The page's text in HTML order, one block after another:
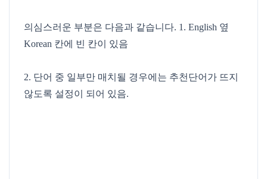
의심스러운 부분은 다음과 같습니다. 1. English 옆
Korean 칸에 빈 칸이 있음
2. 단어 중 일부만 매치될 경우에는 추천단어가 뜨지
않도록 설정이 되어 있음.